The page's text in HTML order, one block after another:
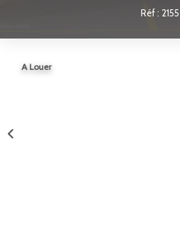
Réf : 2155
A Louer